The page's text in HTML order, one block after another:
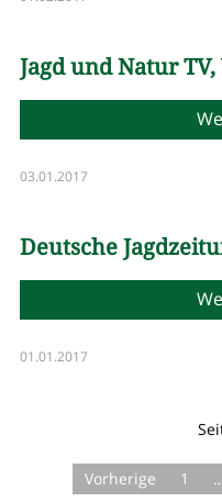
Jagd und Natur
03.01.2017
Deutsche
01.01.2017
Vorherige 1